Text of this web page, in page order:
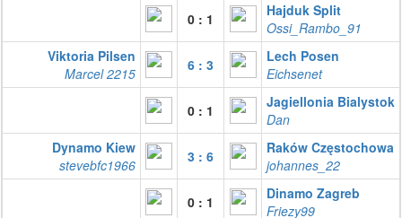
0 : 1
Hajduk Split
Ossi_Rambo_91
Viktoria Pilsen
Marcel 2215
6 : 3
Lech Posen
Eichsenet
0 : 1
Jagiellonia Bialystok
Dan
Dynamo Kiew
stevebfc1966
3 : 6
Raków Częstochowa
johannes_22
0 : 1
Dinamo Zagreb
Friezy99